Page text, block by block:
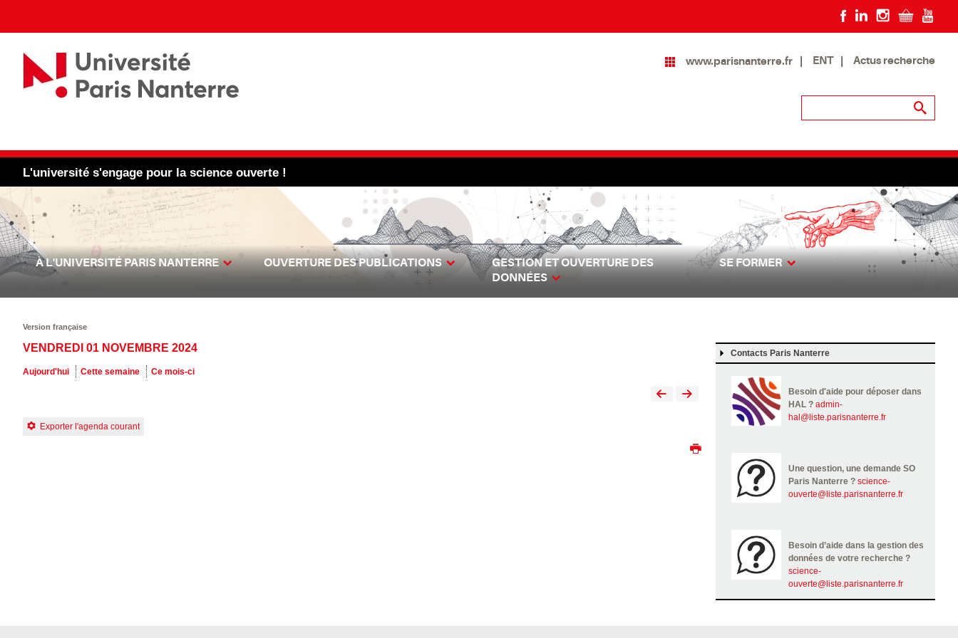
www.parisnanterre.fr ENT Actus recherche
L'université s'engage pour la science ouverte !
À L'UNIVERSITÉ PARIS NANTERRE OUVERTURE DES PUBLICATIONS
GESTION ET OUVERTURE DES
DONNÉES
SE FORMER
Version française
VENDREDI 01 NOVEMBRE 2024
Aujourd'hui Cette semaine Ce mois-ci
Exporter l'agenda courant
Contacts Paris Nanterre
Besoin d'aide pour déposer dans
HAL ? admin-
hal@liste.parisnanterre.fr
Une question, une demande SO
Paris Nanterre ? science-
ouverte@liste.parisnanterre.fr
Besoin d’aide dans la gestion des
données de votre recherche ?
science-
ouverte@liste.parisnanterre.fr